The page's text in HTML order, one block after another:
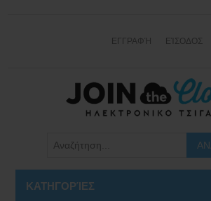
ΕΓΓΡΑΦΉ ΕΊΣΟΔΟΣ
ΚΑΤΗΓΟΡΊΕΣ